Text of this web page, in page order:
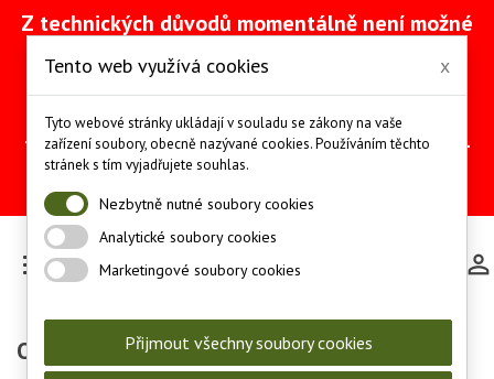
Z technických důvodů momentálně není možné
odstranění problému intenzivně pracujeme
(včetně obnovy ze zálohy).
Objednávky můžete mezitím provádět
telefonicky na čísle +420 607 244 655 nebo e-
mailem na adrese
Děkujeme za pochopení a trpělivost.

Obchodní podmínky
Tento web využívá cookies x
Tyto webové stránky ukládají v souladu se zákony na vaše
zařízení soubory, obecně nazývané cookies. Používáním těchto
stránek s tím vyjadřujete souhlas.
Nezbytně nutné soubory cookies
Analytické soubory cookies
Marketingové soubory cookies
Přijmout všechny soubory cookies